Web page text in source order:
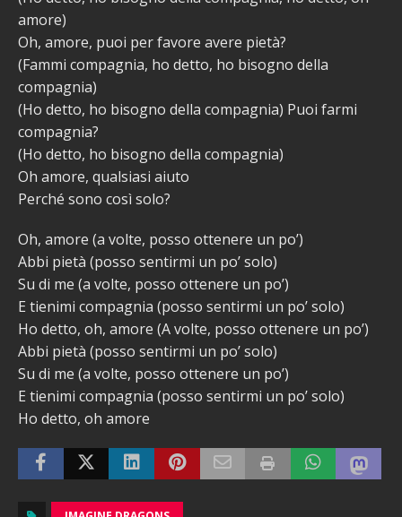
amore)
Oh, amore, puoi per favore avere pietà?
(Fammi compagnia, ho detto, ho bisogno della
compagnia)
(Ho detto, ho bisogno della compagnia) Puoi farmi
compagnia?
(Ho detto, ho bisogno della compagnia)
Oh amore, qualsiasi aiuto
Perché sono così solo?
Oh, amore (a volte, posso ottenere un po’)
Abbi pietà (posso sentirmi un po’ solo)
Su di me (a volte, posso ottenere un po’)
E tienimi compagnia (posso sentirmi un po’ solo)
Ho detto, oh, amore (A volte, posso ottenere un po’)
Abbi pietà (posso sentirmi un po’ solo)
Su di me (a volte, posso ottenere un po’)
E tienimi compagnia (posso sentirmi un po’ solo)
Ho detto, oh amore